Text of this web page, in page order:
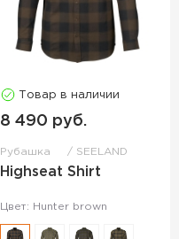
Товар в наличии
8 490 руб.
Рубашка SEELAND
Highseat Shirt
Цвет: Hunter brown